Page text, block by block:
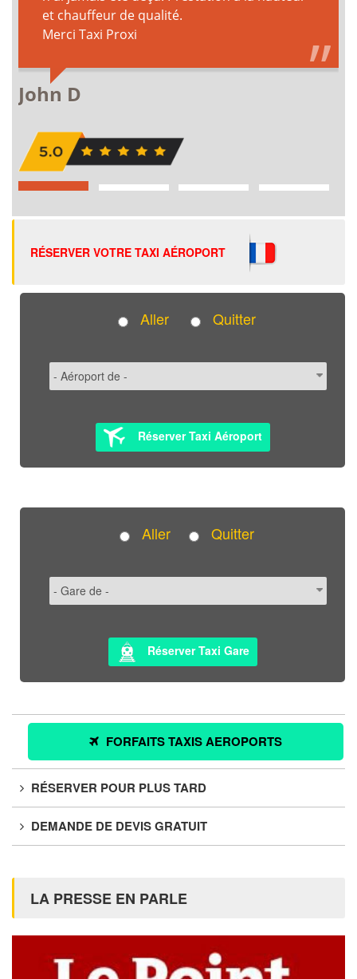
RÉSERVER VOTRE TAXI AÉROPORT
Aller Quitter
Réserver Taxi Aéroport
Aller Quitter
Réserver Taxi Gare
FORFAITS TAXIS AEROPORTS
RÉSERVER POUR PLUS TARD
DEMANDE DE DEVIS GRATUIT
LA PRESSE EN PARLE